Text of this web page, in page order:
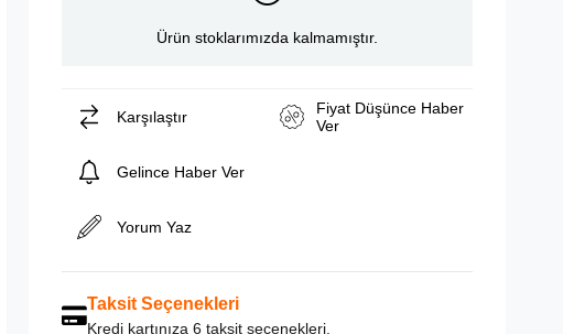
Ürün stoklarımızda kalmamıştır.
Karşılaştır
Fiyat Düşünce Haber
Ver
Gelince Haber Ver
Yorum Yaz
Taksit Seçenekleri
Kredi kartınıza 6 taksit seçenekleri.